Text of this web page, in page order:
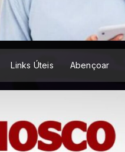
Links Úteis Abençoar